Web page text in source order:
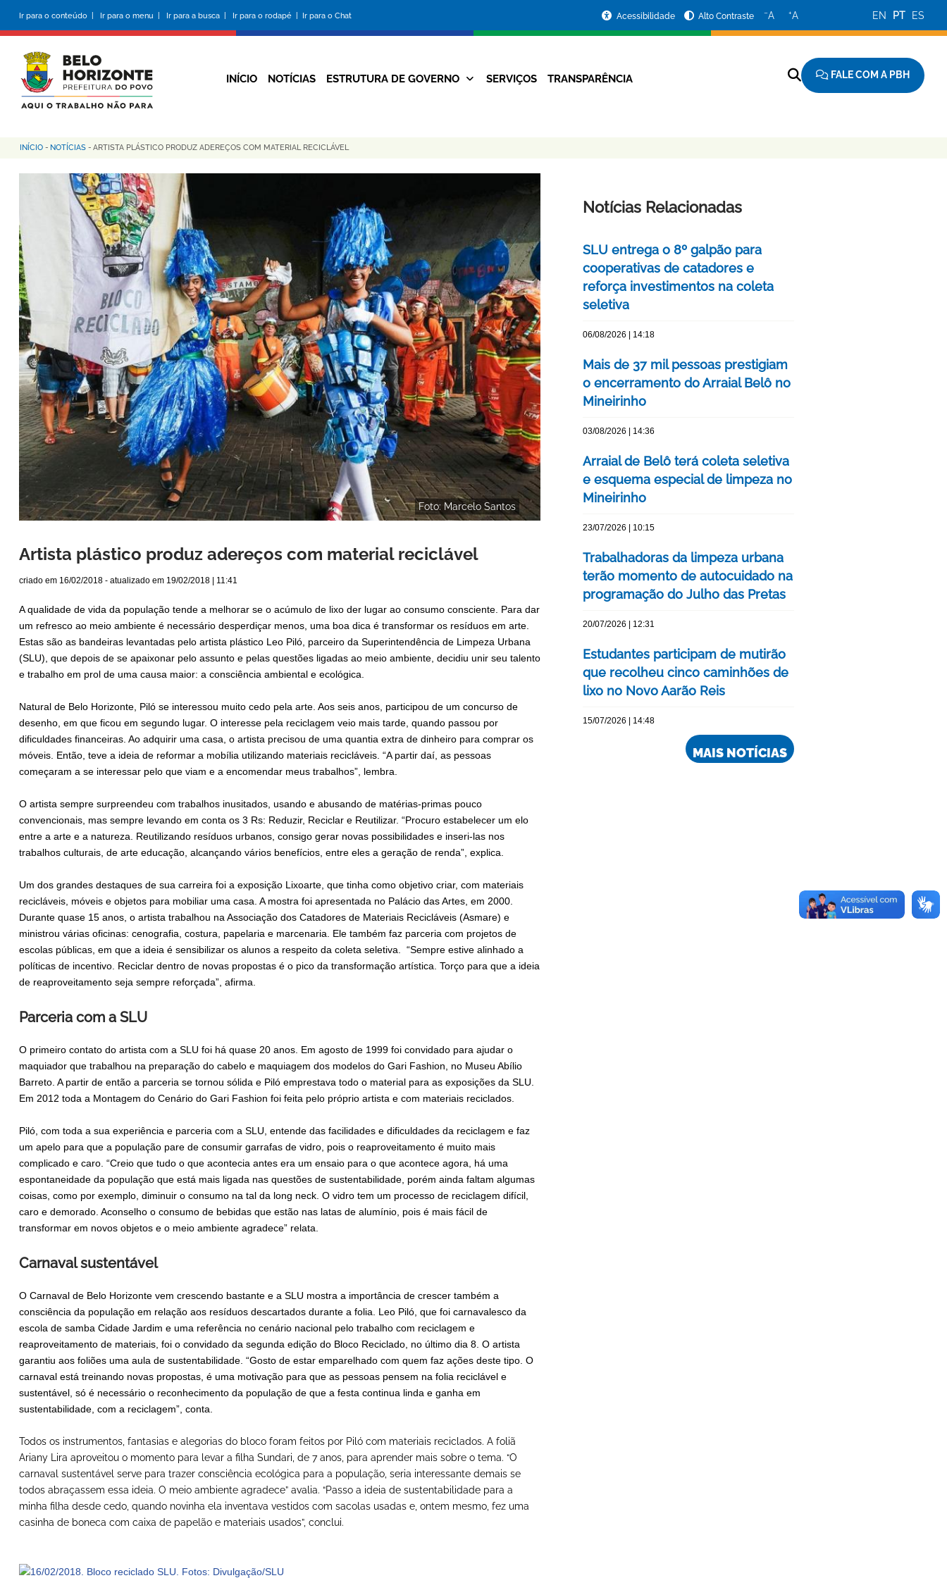
conteúdo
principal
Ir para o conteúdo | Ir para o menu | Ir para a busca | Ir para o rodapé | Ir para o Chat
da
Prefeitura
Acessibilidade Alto Contraste −A +A EN PT ES
Navegação
INÍCIO NOTÍCIAS ESTRUTURA DE GOVERNO SERVIÇOS TRANSPARÊNCIA FALE COM A PBH
Trilha
de
navegação
INÍCIO - NOTÍCIAS - ARTISTA PLÁSTICO PRODUZ ADEREÇOS COM MATERIAL RECICLÁVEL
Foto: Marcelo Santos
Artista plástico produz adereços com material reciclável
criado em 16/02/2018 - atualizado em 19/02/2018 | 11:41
A qualidade de vida da população tende a melhorar se o acúmulo de lixo der lugar ao consumo consciente. Para dar
um refresco ao meio ambiente é necessário desperdiçar menos, uma boa dica é transformar os resíduos em arte.
Estas são as bandeiras levantadas pelo artista plástico Leo Piló, parceiro da Superintendência de Limpeza Urbana
(SLU), que depois de se apaixonar pelo assunto e pelas questões ligadas ao meio ambiente, decidiu unir seu talento
e trabalho em prol de uma causa maior: a consciência ambiental e ecológica.
Natural de Belo Horizonte, Piló se interessou muito cedo pela arte. Aos seis anos, participou de um concurso de
desenho, em que ficou em segundo lugar. O interesse pela reciclagem veio mais tarde, quando passou por
dificuldades financeiras. Ao adquirir uma casa, o artista precisou de uma quantia extra de dinheiro para comprar os
móveis. Então, teve a ideia de reformar a mobília utilizando materiais recicláveis. “A partir daí, as pessoas
começaram a se interessar pelo que viam e a encomendar meus trabalhos”, lembra.
O artista sempre surpreendeu com trabalhos inusitados, usando e abusando de matérias-primas pouco
convencionais, mas sempre levando em conta os 3 Rs: Reduzir, Reciclar e Reutilizar. “Procuro estabelecer um elo
entre a arte e a natureza. Reutilizando resíduos urbanos, consigo gerar novas possibilidades e inseri-las nos
trabalhos culturais, de arte educação, alcançando vários benefícios, entre eles a geração de renda”, explica.
Um dos grandes destaques de sua carreira foi a exposição Lixoarte, que tinha como objetivo criar, com materiais
recicláveis, móveis e objetos para mobiliar uma casa. A mostra foi apresentada no Palácio das Artes, em 2000.
Durante quase 15 anos, o artista trabalhou na Associação dos Catadores de Materiais Recicláveis (Asmare) e
ministrou várias oficinas: cenografia, costura, papelaria e marcenaria. Ele também faz parceria com projetos de
escolas públicas, em que a ideia é sensibilizar os alunos a respeito da coleta seletiva. “Sempre estive alinhado a
políticas de incentivo. Reciclar dentro de novas propostas é o pico da transformação artística. Torço para que a ideia
de reaproveitamento seja sempre reforçada”, afirma.
Parceria com a SLU
O primeiro contato do artista com a SLU foi há quase 20 anos. Em agosto de 1999 foi convidado para ajudar o
maquiador que trabalhou na preparação do cabelo e maquiagem dos modelos do Gari Fashion, no Museu Abílio
Barreto. A partir de então a parceria se tornou sólida e Piló emprestava todo o material para as exposições da SLU.
Em 2012 toda a Montagem do Cenário do Gari Fashion foi feita pelo próprio artista e com materiais reciclados.
Piló, com toda a sua experiência e parceria com a SLU, entende das facilidades e dificuldades da reciclagem e faz
um apelo para que a população pare de consumir garrafas de vidro, pois o reaproveitamento é muito mais
complicado e caro. “Creio que tudo o que acontecia antes era um ensaio para o que acontece agora, há uma
espontaneidade da população que está mais ligada nas questões de sustentabilidade, porém ainda faltam algumas
coisas, como por exemplo, diminuir o consumo na tal da long neck. O vidro tem um processo de reciclagem difícil,
caro e demorado. Aconselho o consumo de bebidas que estão nas latas de alumínio, pois é mais fácil de
transformar em novos objetos e o meio ambiente agradece” relata.
Carnaval sustentável
O Carnaval de Belo Horizonte vem crescendo bastante e a SLU mostra a importância de crescer também a
consciência da população em relação aos resíduos descartados durante a folia. Leo Piló, que foi carnavalesco da
escola de samba Cidade Jardim e uma referência no cenário nacional pelo trabalho com reciclagem e
reaproveitamento de materiais, foi o convidado da segunda edição do Bloco Reciclado, no último dia 8. O artista
garantiu aos foliões uma aula de sustentabilidade. “Gosto de estar emparelhado com quem faz ações deste tipo. O
carnaval está treinando novas propostas, é uma motivação para que as pessoas pensem na folia reciclável e
sustentável, só é necessário o reconhecimento da população de que a festa continua linda e ganha em
sustentabilidade, com a reciclagem”, conta.
Todos os instrumentos, fantasias e alegorias do bloco foram feitos por Piló com materiais reciclados. A foliã
Ariany Lira aproveitou o momento para levar a filha Sundari, de 7 anos, para aprender mais sobre o tema. “O
carnaval sustentável serve para trazer consciência ecológica para a população, seria interessante demais se
todos abraçassem essa ideia. O meio ambiente agradece” avalia. “Passo a ideia de sustentabilidade para a
minha filha desde cedo, quando novinha ela inventava vestidos com sacolas usadas e, ontem mesmo, fez uma
casinha de boneca com caixa de papelão e materiais usados”, conclui.
Notícias Relacionadas
SLU entrega o 8º galpão para
cooperativas de catadores e
reforça investimentos na coleta
seletiva
06/08/2026 | 14:18
Mais de 37 mil pessoas prestigiam
o encerramento do Arraial Belô no
Mineirinho
03/08/2026 | 14:36
Arraial de Belô terá coleta seletiva
e esquema especial de limpeza no
Mineirinho
23/07/2026 | 10:15
Trabalhadoras da limpeza urbana
terão momento de autocuidado na
programação do Julho das Pretas
20/07/2026 | 12:31
Estudantes participam de mutirão
que recolheu cinco caminhões de
lixo no Novo Aarão Reis
15/07/2026 | 14:48
MAIS NOTÍCIAS